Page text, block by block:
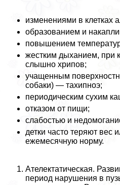
изменениями в клетках
образованием и
повышением
жестким дыханием, при
слышно хрипов;
учащенным
собаки) — тахипноэ;
периодическим сухим
отказом от пищи;
слабостью и
детки часто теряют вес
ежемecячную норму.
Ателектатическая.
период нарушения в